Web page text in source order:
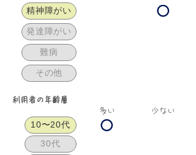
精神障がい
発達障がい
難病
その他
​利用者の年齢層
​多い
10〜20代
30代
少ない